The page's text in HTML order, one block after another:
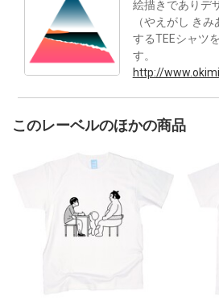
絵描きでありデ
（やえがし き
するTEEシャツ
す。
http://
このレーベルのほかの商品